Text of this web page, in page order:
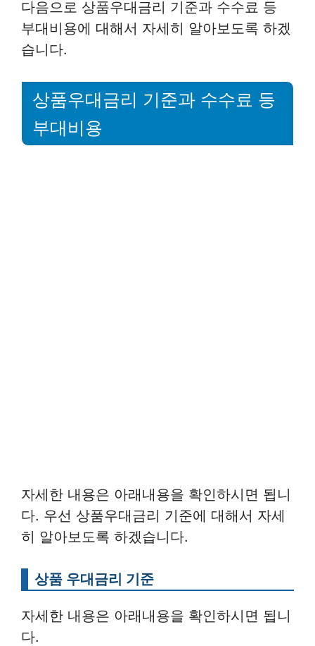
다음으로 상품우대금리 기준과 수수료 등
부대비용에 대해서 자세히 알아보도록 하겠
습니다.
상품우대금리 기준과 수수료 등
부대비용
자세한 내용은 아래내용을 확인하시면 됩니
다. 우선 상품우대금리 기준에 대해서 자세
히 알아보도록 하겠습니다.
상품 우대금리 기준
자세한 내용은 아래내용을 확인하시면 됩니
다.